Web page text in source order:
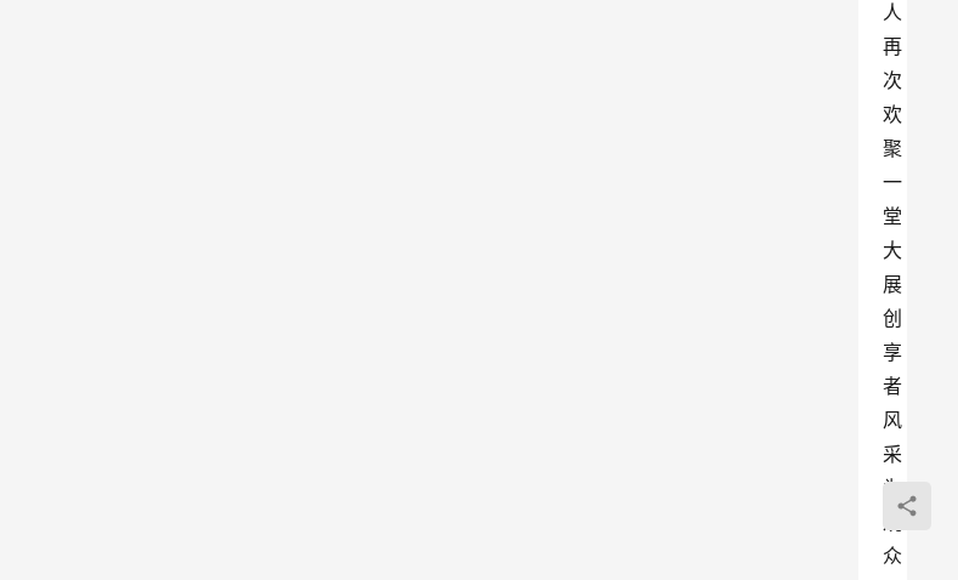
人
再
次
欢
聚
一
堂
大
展
创
享
者
风
采
为
观
众